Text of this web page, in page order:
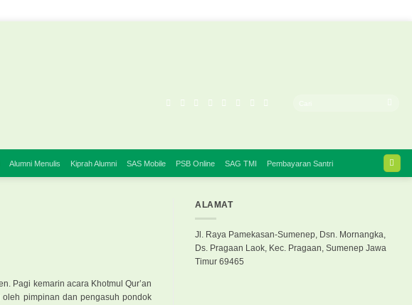
Alumni Menulis Kiprah Alumni SAS Mobile PSB Online SAG TMI Pembayaran Santri
Pagi kemarin acara Khotmul Qur’an
pimpinan dan pengasuh pondok
ALAMAT
Jl. Raya Pamekasan-Sumenep, Dsn. Mornangka,
Ds. Pragaan Laok, Kec. Pragaan, Sumenep Jawa
Timur 69465